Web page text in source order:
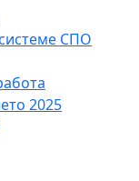
СПО
2025